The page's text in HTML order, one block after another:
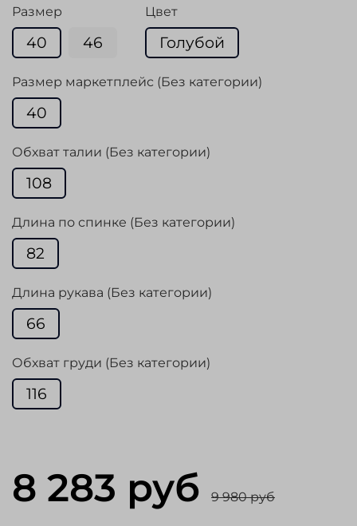
Размер
40 46
Цвет
Голубой
Размер маркетплейс (Без категории)
40
Обхват талии (Без категории)
108
Длина по спинке (Без категории)
82
Длина рукава (Без категории)
66
Обхват груди (Без категории)
116
8 283 руб 9 980 руб